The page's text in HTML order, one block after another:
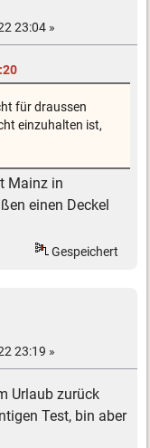
23:04 »
für draussen
einzuhalten ist,
Mainz in
einen Deckel
Gespeichert
23:19 »
Urlaub zurück
Test, bin aber